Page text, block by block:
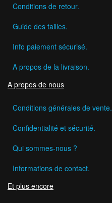
Conditions de retour.
Guide des tailles.
Info paiement sécurisé.
A propos de la livraison.
A propos de nous
Conditions générales de vente.
Confidentialité et sécurité.
Qui sommes-nous ?
Informations de contact.
Et plus encore